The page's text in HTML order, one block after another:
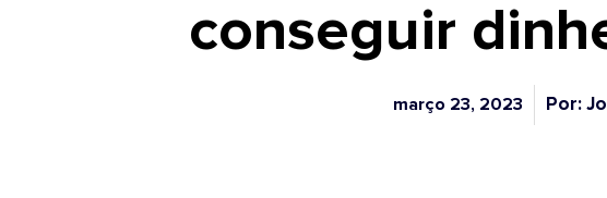
conseguir
março 23, 2023 Por: